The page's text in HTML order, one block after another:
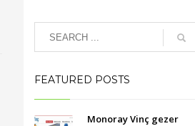
FEATURED POSTS
Monoray Vinç gezer